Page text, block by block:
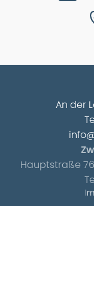
An der
Hauptstraße